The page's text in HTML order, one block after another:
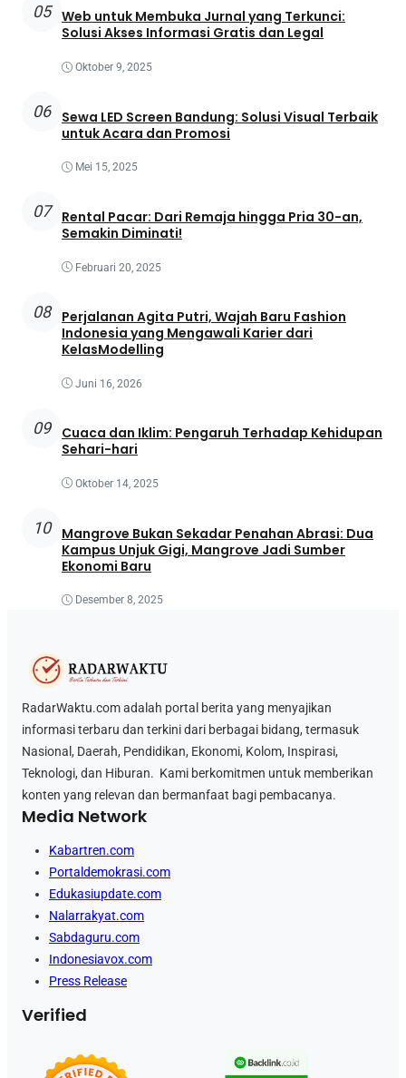
05 Web untuk Membuka Jurnal yang Terkunci:
Solusi Akses Informasi Gratis dan Legal
Oktober 9, 2025
06
Sewa LED Screen Bandung: Solusi Visual Terbaik
untuk Acara dan Promosi
Mei 15, 2025
07
Rental Pacar: Dari Remaja hingga Pria 30-an,
Semakin Diminati!
Februari 20, 2025
08
Perjalanan Agita Putri, Wajah Baru Fashion
Indonesia yang Mengawali Karier dari
KelasModelling
Juni 16, 2026
09
Cuaca dan Iklim: Pengaruh Terhadap Kehidupan
Sehari-hari
Oktober 14, 2025
10
Mangrove Bukan Sekadar Penahan Abrasi: Dua
Kampus Unjuk Gigi, Mangrove Jadi Sumber
Ekonomi Baru
Desember 8, 2025
RadarWaktu.com adalah portal berita yang menyajikan
informasi terbaru dan terkini dari berbagai bidang, termasuk
Nasional, Daerah, Pendidikan, Ekonomi, Kolom, Inspirasi,
Teknologi, dan Hiburan. Kami berkomitmen untuk memberikan
konten yang relevan dan bermanfaat bagi pembacanya.
Media Network
Kabartren.com
Portaldemokrasi.com
Edukasiupdate.com
Nalarrakyat.com
Sabdaguru.com
Indonesiavox.com
Press Release
Verified